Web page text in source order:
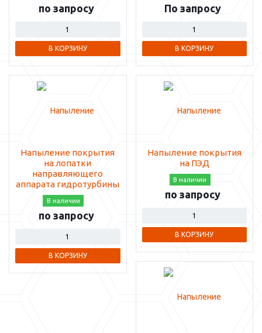
по запросу
В КОРЗИНУ
По запросу
В КОРЗИНУ
Напыление покрытия
на лопатки
направляющего
аппарата гидротурбины
В наличии
по запросу
В КОРЗИНУ
Напыление покрытия
на ПЭД
В наличии
по запросу
В КОРЗИНУ